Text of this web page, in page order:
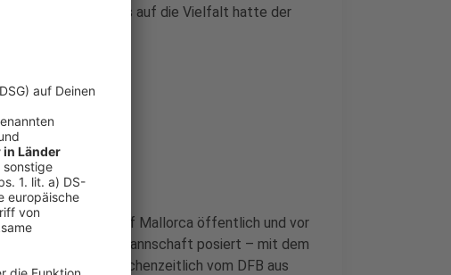
Mit dem Verweis auf die Vielfalt hatte der
Trainer beendet.
Er hatte auf Mallorca öffentlich und vor
Nationalmannschaft posiert – mit dem
Nummer wurde zwischenzeitlich vom DFB aus